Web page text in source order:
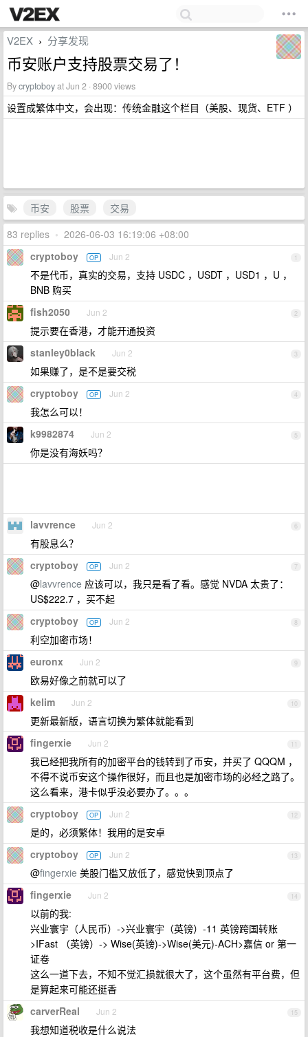
V2EX › 分享发现
币安账户支持股票交易了！
Bycryptoboyat Jun 2 · 8900 views
设置成繁体中文，会出现：传统金融这个栏目（美股、现货、ETF ）
币安 股票
交易
83 replies • 2026-06-03 16:19:06 +08:00
1
cryptoboy OP Jun 2
不是代币，真实的交易，支持 USDC ，USDT ，USD1 ，U ，
BNB 购买
2
fish2050 Jun 2
提示要在香港，才能开通投资
3
stanley0black Jun 2
如果赚了，是不是要交税
4
cryptoboy OP Jun 2
我怎么可以！
5
k9982874 Jun 2
你是没有海妖吗？
6
lavvrence Jun 2
有股息么？
7
cryptoboy OP Jun 2
@lavvrence 应该可以，我只是看了看。感觉 NVDA 太贵了：
US$222.7 ，买不起
8
cryptoboy OP Jun 2
利空加密市场！
9
euronx Jun 2
欧易好像之前就可以了
10
kelim Jun 2
更新最新版，语言切换为繁体就能看到
11
fingerxie Jun 2
我已经把我所有的加密平台的钱转到了币安，并买了 QQQM ，
不得不说币安这个操作很好，而且也是加密市场的必经之路了。
这么看来，港卡似乎没必要办了。。。
12
cryptoboy OP Jun 2
是的，必须繁体！我用的是安卓
13
cryptoboy OP Jun 2
@fingerxie 美股门槛又放低了，感觉快到顶点了
14
fingerxie Jun 2
以前的我:
兴业寰宇（人民币）->兴业寰宇（英镑）-11 英镑跨国转账
>IFast （英镑）-> Wise(英镑)->Wise(美元)-ACH>嘉信 or 第一
证卷
这么一道下去，不知不觉汇损就很大了，这个虽然有平台费，但
是算起来可能还挺香
15
carverReal Jun 2
我想知道税收是什么说法